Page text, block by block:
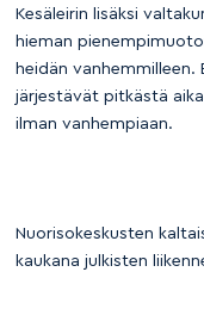
Kesäleirin lisäksi
hieman
heidän vanhemmilleen.
järjestävät pitkästä
ilman vanhempiaan.
Nuorisokeskusten
kaukana julkisten